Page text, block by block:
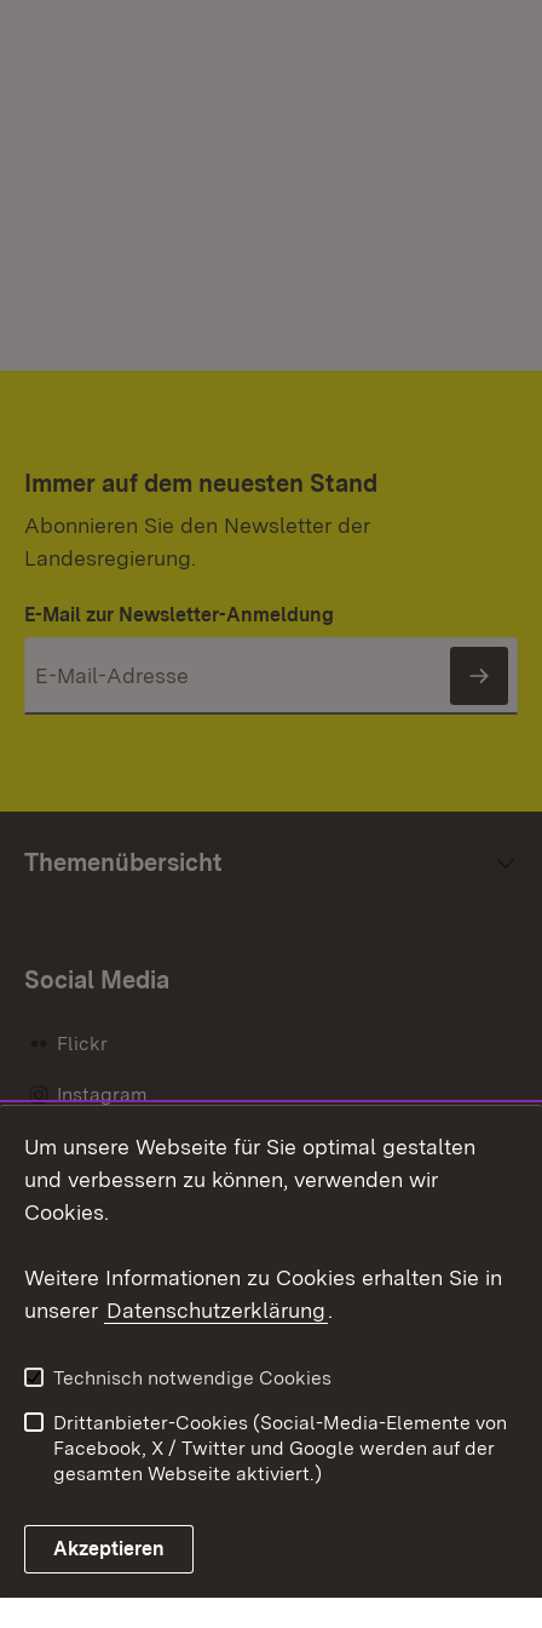
Immer auf dem neuesten Stand
Abonnieren Sie den Newsletter der
Landesregierung.
E-Mail zur Newsletter-Anmeldung
Themenübersicht
Social Media
Flickr
Instagram
Social Wall
Link zum Landesportal
Barrierefreiheit
Benutzungshinweise
Impressum
Cookies
Um unsere Webseite für Sie optimal gestalten
und verbessern zu können, verwenden wir
Cookies.
Weitere Informationen zu Cookies erhalten Sie in
unserer Datenschutzerklärung.
Technisch notwendige Cookies
Drittanbieter-Cookies (Social-Media-Elemente von
Facebook, X / Twitter und Google werden auf der
gesamten Webseite aktiviert.)
Akzeptieren